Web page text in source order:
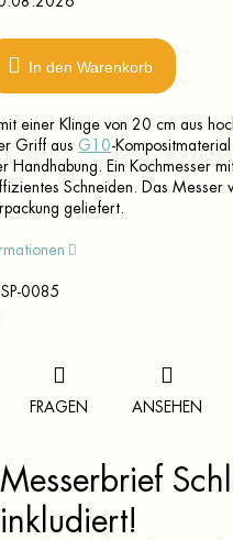
In den Warenkorb
einer Klinge von 20 cm aus
Griff aus G10-
Handhabung. Ein Kochmesser
Schneiden. Das Messer
geliefert.
SP-0085
FRAGEN ANSEHEN
Messerbrief
inkludiert!